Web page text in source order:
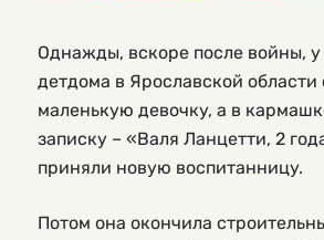
Однажды, вскоре после войны,
детдома в Ярославской
маленькую девочку, а в
записку – «Валя Ланцетти, 2
приняли новую воспитанницу.
Потом она окончила